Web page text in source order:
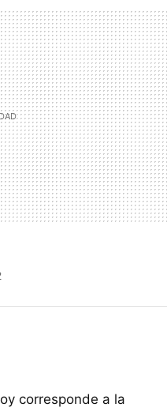
corresponde a la